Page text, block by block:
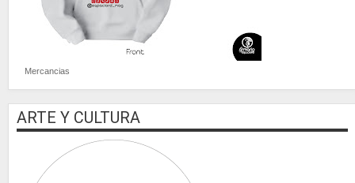
Mercancias
ARTE Y CULTURA